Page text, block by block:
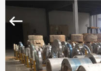
ΣΠΊΤΙ
Special
Ltd.
Reserved.